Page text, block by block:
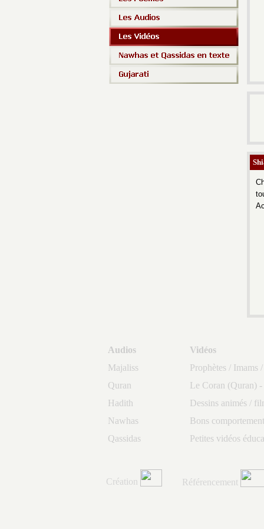
Création Référencement
Audios
Vidéos
Majaliss
Prophètes / Imams
Quran
Le Coran (Quran) -
Hadith
Dessins animés /
Nawhas
Bons
Qassidas
Petites vidéos